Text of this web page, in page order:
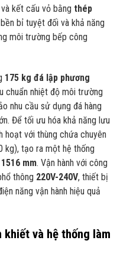
và kết cấu vỏ bằng thép
bỉ tuyệt đối và khả năng
môi trường bếp công
175 kg đá lập phương
chuẩn nhiệt độ môi trường
nhu cầu sử dụng đá hàng
Để tối ưu hóa khả năng lưu
với thùng chứa chuyên
kg), tạo ra một hệ thống
mm. Vận hành với công
thông 220V-240V, thiết bị
năng vận hành hiệu quả
và hệ thống làm